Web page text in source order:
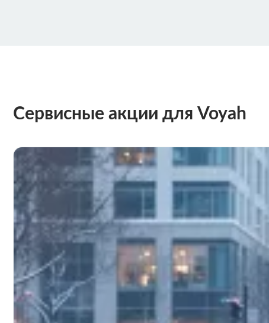
Сервисные акции для Voyah